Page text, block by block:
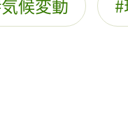
気候変動